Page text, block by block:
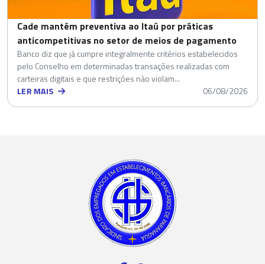
Cade mantém preventiva ao Itaú por práticas
anticompetitivas no setor de meios de pagamento
Banco diz que já cumpre integralmente critérios estabelecidos
pelo Conselho em determinadas transações realizadas com
carteiras digitais e que restrições não violam...
LER MAIS
06/08/2026